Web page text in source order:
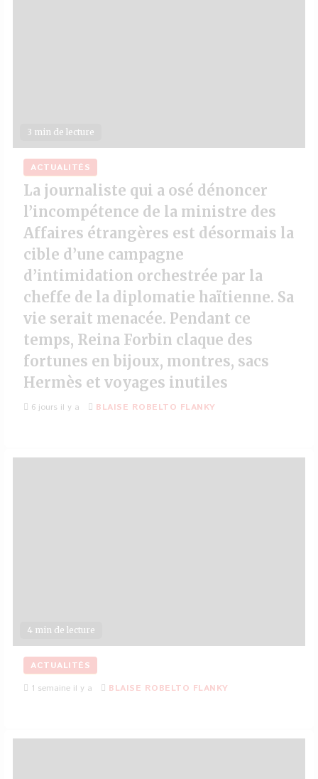
3 min de lecture
ACTUALITÉS
La journaliste qui a osé dénoncer
l’incompétence de la ministre des
Affaires étrangères est désormais la
cible d’une campagne
d’intimidation orchestrée par la
cheffe de la diplomatie haïtienne. Sa
vie serait menacée. Pendant ce
temps, Reina Forbin claque des
fortunes en bijoux, montres, sacs
Hermès et voyages inutiles
6 jours il y a BLAISE ROBELTO FLANKY
4 min de lecture
ACTUALITÉS
1 semaine il y a
BLAISE ROBELTO FLANKY